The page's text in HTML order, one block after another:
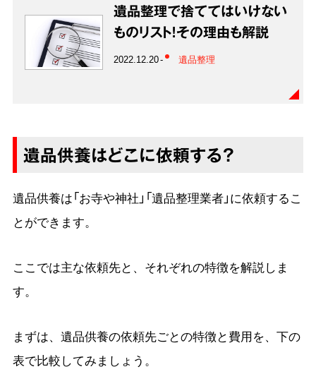
遺品整理で捨ててはいけない
ものリスト！その理由も解説
2022.12.20 遺品整理
遺品供養はどこに依頼する？
遺品供養は「お寺や神社」「遺品整理業者」に依頼するこ
とができます。
ここでは主な依頼先と、それぞれの特徴を解説しま
す。
まずは、遺品供養の依頼先ごとの特徴と費用を、下の
表で比較してみましょう。